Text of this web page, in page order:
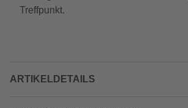
Treffpunkt.
ARTIKELDETAILS